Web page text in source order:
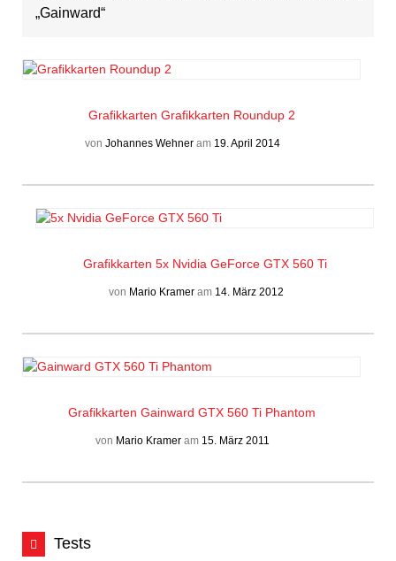
„Gainward“
Grafikkarten Grafikkarten Roundup 2
von Johannes Wehner am 19. April 2014
Grafikkarten 5x Nvidia GeForce GTX 560 Ti
von Mario Krameram 14. März 2012
Grafikkarten Gainward GTX 560 Ti Phantom
von Mario Kramer am 15. März 2011
Tests